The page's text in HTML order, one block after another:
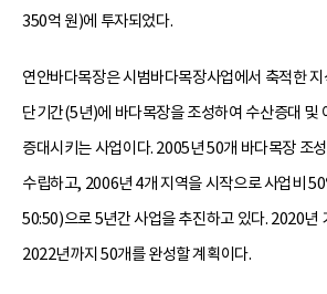
350억 원)에 투자되었다.
연안바다목장은 시범바다목장사업에서 축적한
단기간(5년)에 바다목장을 조성하여 수산증대 및
증대시키는 사업이다. 2005년 50개 바다목장 조
수립하고, 2006년 4개 지역을 시작으로 사업비
50:50)으로 5년간 사업을 추진하고 있다. 2020년
2022년까지 50개를 완성할 계획이다.